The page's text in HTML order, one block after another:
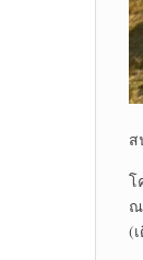
ส
โ
ณ
(